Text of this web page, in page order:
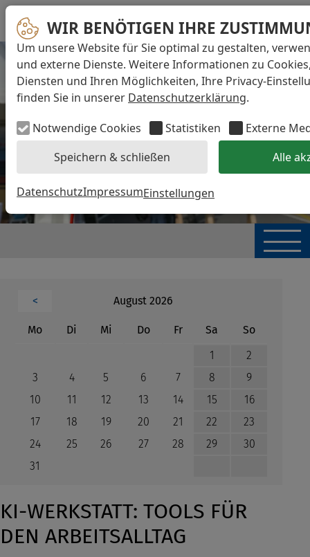
WIR BENÖTIGEN IHRE
Um unsere Website für Sie optimal zu gestalten,
und externe Dienste. Weitere Informationen zu
Diensten und Ihren Möglichkeiten, Ihre Privacy-
finden Sie in unserer Datenschutzerklärung.
Notwendige Cookies
Statistiken
Externe
Speichern & schließen
Alle
DatenschutzImpressumEinstellungen
< August 2026
Montag Di enstag
Mi ttwochDonnerstag
FreitagSa mstagSonntag
1
2
3
4 5 6 7 8
9
10
11 12 13 14 15
16
17
18 19 20 21 22
23
24
25 26 27 28 29
30
31
KI-WERKSTATT: TOOLS FÜR
DEN ARBEITSALLTAG